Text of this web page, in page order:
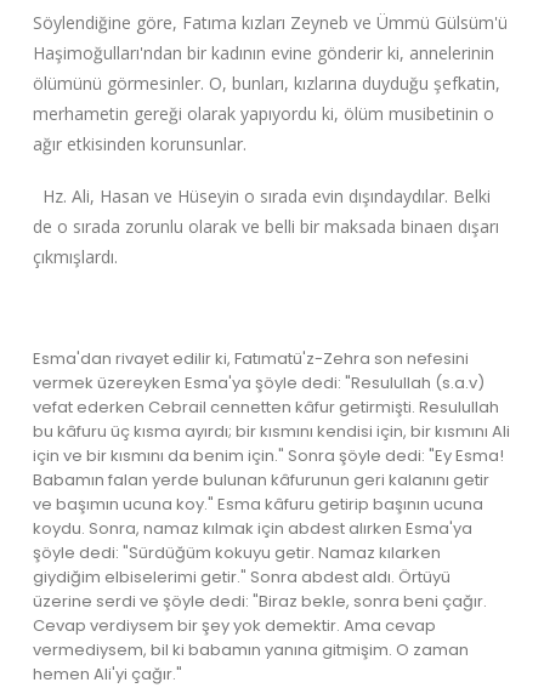
Söylendiğine göre, Fatıma kızları Zeyneb ve Ümmü Gülsüm'ü
Haşimoğulları'ndan bir kadının evine gönderir ki, annelerinin
ölümünü görmesinler. O, bunları, kızlarına duyduğu şefkatin,
merhametin gereği olarak yapıyordu ki, ölüm musibetinin o
ağır etkisinden korunsunlar.
Hz. Ali, Hasan ve Hüseyin o sırada evin dışındaydılar. Belki
de o sırada zorunlu olarak ve belli bir maksada binaen dışarı
çıkmışlardı.
Esma'dan rivayet edilir ki, Fatımatü'z-Zehra son nefesini
vermek üzereyken Esma'ya şöyle dedi: "Resulullah (s.a.v)
vefat ederken Cebrail cennetten kâfur getirmişti. Resulullah
bu kâfuru üç kısma ayırdı; bir kısmını kendisi için, bir kısmını Ali
için ve bir kısmını da benim için." Sonra şöyle dedi: "Ey Esma!
Babamın falan yerde bulunan kâfurunun geri kalanını getir
ve başımın ucuna koy." Esma kâfuru getirip başının ucuna
koydu. Sonra, namaz kılmak için abdest alırken Esma'ya
şöyle dedi: "Sürdüğüm kokuyu getir. Namaz kılarken
giydiğim elbiselerimi getir." Sonra abdest aldı. Örtüyü
üzerine serdi ve şöyle dedi: "Biraz bekle, sonra beni çağır.
Cevap verdiysem bir şey yok demektir. Ama cevap
vermediysem, bil ki babamın yanına gitmişim. O zaman
hemen Ali'yi çağır."